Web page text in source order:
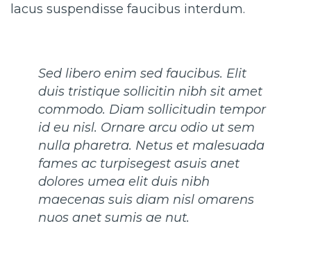
lacus suspendisse faucibus interdum.
Sed libero enim sed faucibus. Elit
duis tristique sollicitin nibh sit amet
commodo. Diam sollicitudin tempor
id eu nisl. Ornare arcu odio ut sem
nulla pharetra. Netus et malesuada
fames ac turpisegest asuis anet
dolores umea elit duis nibh
maecenas suis diam nisl omarens
nuos anet sumis ae nut.